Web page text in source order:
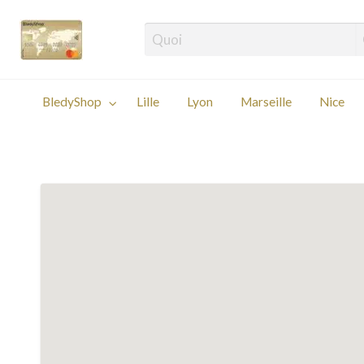
Marseille Nice Paris Autres
BledyShop Lille Lyon Marseille Nice